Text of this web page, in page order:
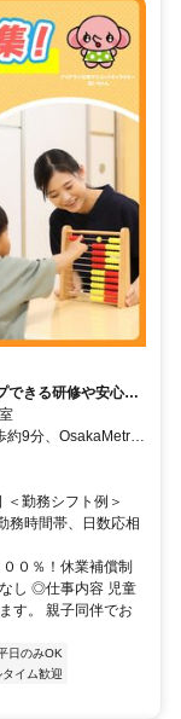
できる研修や安心し
9分、OsakaMetro
市（ＪＲ）徒歩約
勤務シフト例＞
務時間帯、日数応相
０％！休業補償制
し ◎仕事内容 児童
す。 親子同伴でお
日のみOK
タイム歓迎